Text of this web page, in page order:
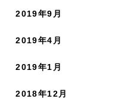
2019年9月
2019年4月
2019年1月
2018年12月